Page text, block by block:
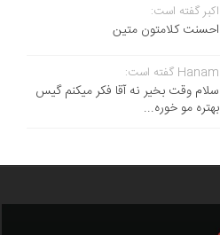
اکبر گفته است:
احسنت ‌کلامتون متین
Hanam گفته است:
سلام وقت بخیر نه آقا فکر میکنم گیس
بهتره مو خوره...